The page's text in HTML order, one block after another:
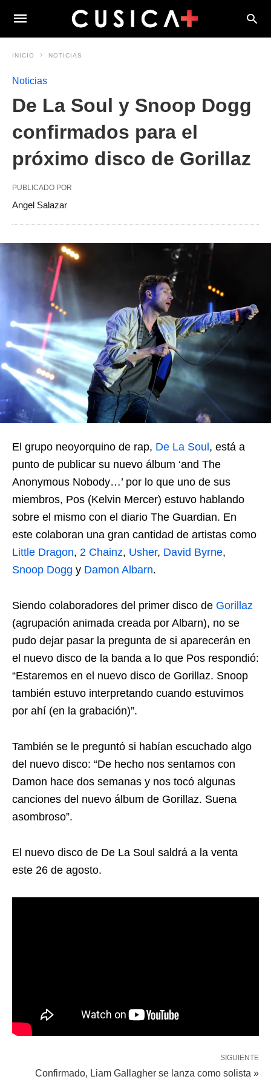
INICIO NOTICIAS
Noticias
De La Soul y Snoop Dogg
confirmados para el
próximo disco de Gorillaz
PUBLICADO POR
Angel Salazar
El grupo neoyorquino de rap, De La Soul, está a
punto de publicar su nuevo álbum ‘and The
Anonymous Nobody…’ por lo que uno de sus
miembros, Pos (Kelvin Mercer) estuvo hablando
sobre el mismo con el diario The Guardian. En
este colaboran una gran cantidad de artistas como
Little Dragon, 2 Chainz, Usher, David Byrne,
Snoop Dogg y Damon Albarn.
Siendo colaboradores del primer disco de Gorillaz
(agrupación animada creada por Albarn), no se
pudo dejar pasar la pregunta de si aparecerán en
el nuevo disco de la banda a lo que Pos respondió:
“Estaremos en el nuevo disco de Gorillaz. Snoop
también estuvo interpretando cuando estuvimos
por ahí (en la grabación)”.
También se le preguntó si habían escuchado algo
del nuevo disco: “De hecho nos sentamos con
Damon hace dos semanas y nos tocó algunas
canciones del nuevo álbum de Gorillaz. Suena
asombroso”.
El nuevo disco de De La Soul saldrá a la venta
este 26 de agosto.
SIGUIENTE
Confirmado, Liam Gallagher se lanza como solista »